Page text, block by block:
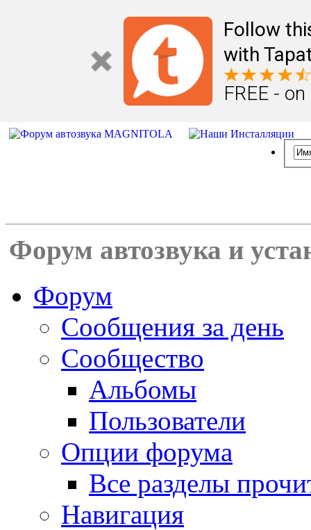
Follow
with
FREE -
Форум автозвука и
Форум
Сообщения за день
Сообщество
Альбомы
Пользователи
Опции форума
Все разделы
Навигация